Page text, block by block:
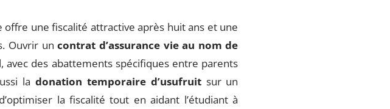
offre une fiscalité attractive après huit ans et une
Ouvrir uncontrat d’assurance vie au nom de
avec des abattements spécifiques entre parents
ladonation temporaire d’usufruitsur un
la fiscalité tout en aidant l’étudiant à